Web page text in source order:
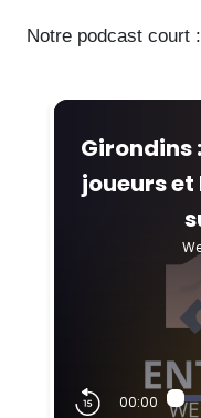
Notre podcast court :